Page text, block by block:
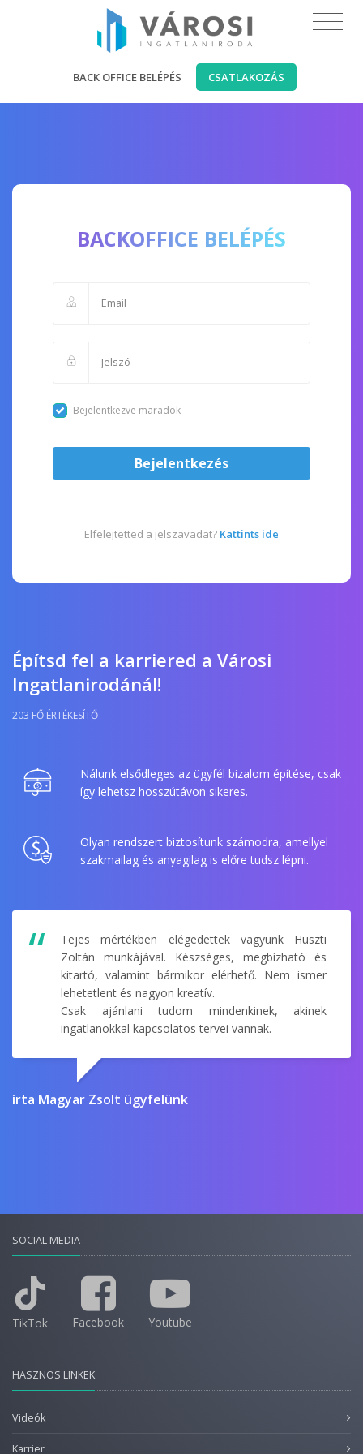
BACK OFFICE BELÉPÉS CSATLAKOZÁS
BACKOFFICE BELÉPÉS
Bejelentkezve maradok
Bejelentkezés
Elfelejtetted a jelszavadat? Kattints ide
Építsd fel a karriered a Városi
Ingatlanirodánál!
203 FŐ ÉRTÉKESÍTŐ
Nálunk elsődleges az ügyfél bizalom építése, csak
így lehetsz hosszútávon sikeres.
Olyan rendszert biztosítunk számodra, amellyel
szakmailag és anyagilag is előre tudsz lépni.
Tejes mértékben elégedettek vagyunk Huszti
Zoltán munkájával. Készséges, megbízható és
kitartó, valamint bármikor elérhető. Nem ismer
lehetetlent és nagyon kreatív.
Csak ajánlani tudom mindenkinek, akinek
ingatlanokkal kapcsolatos tervei vannak.
írta Magyar Zsolt ügyfelünk
SOCIAL MEDIA
TikTok Facebook Youtube
HASZNOS LINKEK
Videók
Karrier